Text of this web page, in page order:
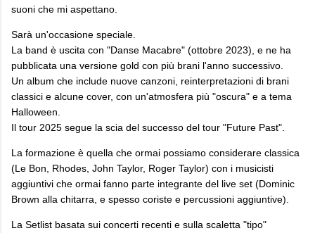
suoni che mi aspettano.
Sarà un'occasione speciale.
La band è uscita con "Danse Macabre" (ottobre 2023), e ne ha
pubblicata una versione gold con più brani l'anno successivo.
Un album che include nuove canzoni, reinterpretazioni di brani
classici e alcune cover, con un'atmosfera più "oscura" e a tema
Halloween.
Il tour 2025 segue la scia del successo del tour "Future Past".
La formazione è quella che ormai possiamo considerare classica
(Le Bon, Rhodes, John Taylor, Roger Taylor) con i musicisti
aggiuntivi che ormai fanno parte integrante del live set (Dominic
Brown alla chitarra, e spesso coriste e percussioni aggiuntive).
La Setlist basata sui concerti recenti e sulla scaletta "tipo"